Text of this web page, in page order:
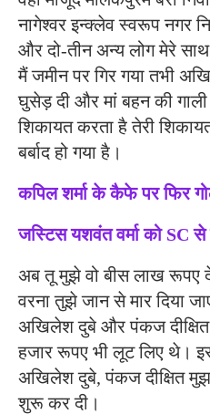
नागेश्वर इन्क्लेव स्वरूप नगर
और दो-तीन अन्य लोग मेरे
मैं जमीन पर गिर गया तभी
घुसेड़ दी और मां बहन की
शिकायत करता है तेरी
बर्बाद हो गया है।
कपिल शर्मा के कैफे पर फिर
जस्टिस यशवंत वर्मा को SC
अब तू मुझे वो बीस लाख रूपए
वरना तुझे जान से मार दिया
अखिलेश दुबे और पंकज
हजार रूपए भी लूट लिए थे।
अखिलेश दुबे, पंकज दीक्षित
शुरू कर दी।